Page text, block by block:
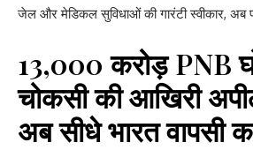
जेल और मेडिकल सुविधाओं की गारंटी स्वीकार, अब
13,000 करोड़ PNB
चोकसी की आखिरी
अब सीधे भारत वापसी